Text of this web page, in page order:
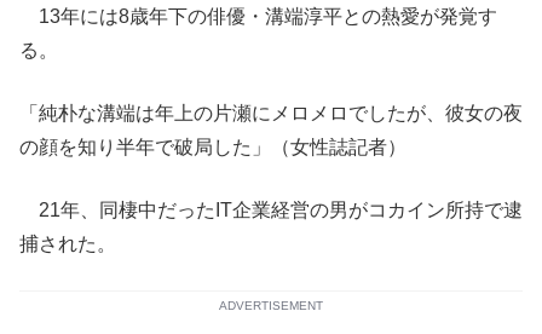
13年には8歳年下の俳優・溝端淳平との熱愛が発覚す
る。
「純朴な溝端は年上の片瀬にメロメロでしたが、彼女の夜
の顔を知り半年で破局した」（女性誌記者）
21年、同棲中だったIT企業経営の男がコカイン所持で逮
捕された。
ADVERTISEMENT